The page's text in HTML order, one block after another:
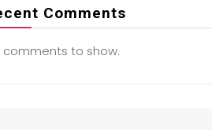
Comments
comments to show.